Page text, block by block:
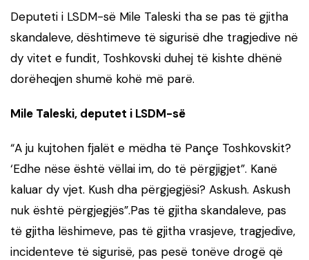
Deputeti i LSDM-së Mile Taleski tha se pas të gjitha
skandaleve, dështimeve të sigurisë dhe tragjedive në
dy vitet e fundit, Toshkovski duhej të kishte dhënë
dorëheqjen shumë kohë më parë.
Mile Taleski, deputet i LSDM-së
“A ju kujtohen fjalët e mëdha të Pançe Toshkovskit?
‘Edhe nëse është vëllai im, do të përgjigjet”. Kanë
kaluar dy vjet. Kush dha përgjegjësi? Askush. Askush
nuk është përgjegjës”.Pas të gjitha skandaleve, pas
të gjitha lëshimeve, pas të gjitha vrasjeve, tragjedive,
incidenteve të sigurisë, pas pesë tonëve drogë që